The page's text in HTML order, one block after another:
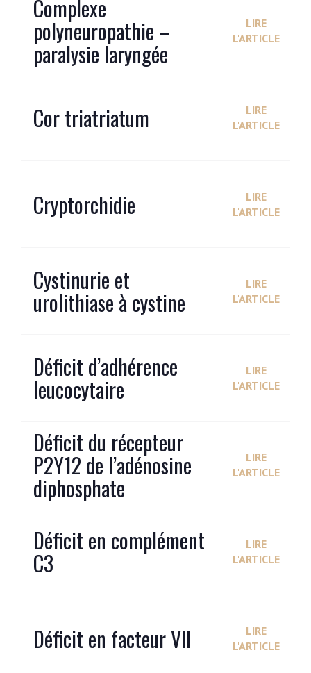
Complexe
polyneuropathie –
paralysie laryngée
LIRE
L'ARTICLE
Cor triatriatum
LIRE
L'ARTICLE
Cryptorchidie
LIRE
L'ARTICLE
Cystinurie et
urolithiase à cystine
LIRE
L'ARTICLE
Déficit d’adhérence
leucocytaire
LIRE
L'ARTICLE
Déficit du récepteur
P2Y12 de l’adénosine
diphosphate
LIRE
L'ARTICLE
Déficit en complément
C3
LIRE
L'ARTICLE
Déficit en facteur VII
LIRE
L'ARTICLE